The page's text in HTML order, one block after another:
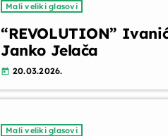
Mali veliki glasovi
“REVOLUTION”
Janko Jelača
today 20.03.2026.
Mali veliki glasovi